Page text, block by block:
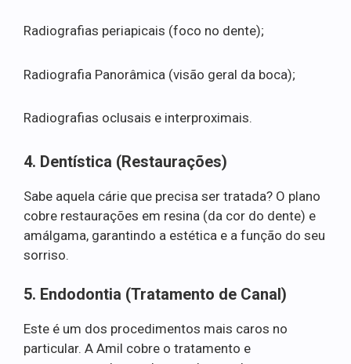
Radiografias periapicais (foco no dente);
Radiografia Panorâmica (visão geral da boca);
Radiografias oclusais e interproximais.
4. Dentística (Restaurações)
Sabe aquela cárie que precisa ser tratada? O plano
cobre restaurações em resina (da cor do dente) e
amálgama, garantindo a estética e a função do seu
sorriso.
5. Endodontia (Tratamento de Canal)
Este é um dos procedimentos mais caros no
particular. A Amil cobre o tratamento e